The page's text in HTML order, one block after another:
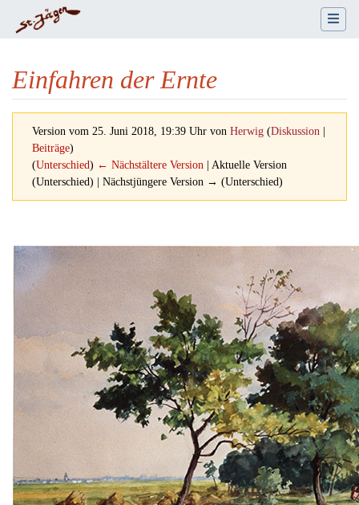
Einfahren der Ernte
Version vom 25. Juni 2018, 19:39 Uhr von Herwig (Diskussion
Beiträge)
(Unterschied) ← Nächstältere Version | Aktuelle Version
(Unterschied) | Nächstjüngere Version → (Unterschied)